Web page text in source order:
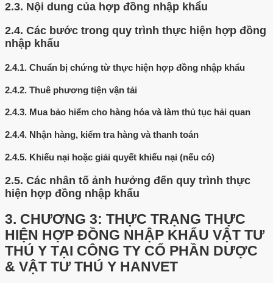
2.3. Nội dung của hợp đồng nhập khẩu
2.4. Các bước trong quy trình thực hiện hợp đồng
nhập khẩu
2.4.1. Chuẩn bị chứng từ thực hiện hợp đồng nhập khẩu
2.4.2. Thuê phương tiện vận tải
2.4.3. Mua bảo hiểm cho hàng hóa và làm thủ tục hải quan
2.4.4. Nhận hàng, kiểm tra hàng và thanh toán
2.4.5. Khiếu nại hoặc giải quyết khiếu nại (nếu có)
2.5. Các nhân tố ảnh hưởng đến quy trình thực
hiện hợp đồng nhập khẩu
3. CHƯƠNG 3: THỰC TRẠNG THỰC
HIỆN HỢP ĐỒNG NHẬP KHẨU VẬT TƯ
THÚ Y TẠI CÔNG TY CỔ PHẦN DƯỢC
& VẬT TƯ THÚ Y HANVET